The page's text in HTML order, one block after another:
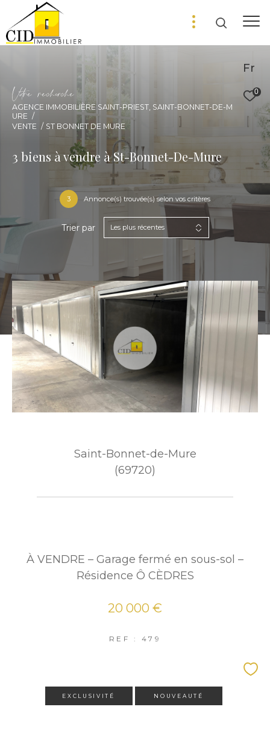
Fr
0
Vore recece
AGENCE IMMOBILIÈRE SAINT-PRIEST, SAINT-BONNET-DE-M
URE
VENTE
ST BONNET DE MURE
3 biens à vendre à St-Bonnet-De-Mure
3 Annonce(s) trouvée(s) selon vos critères
Trier par Les plus récentes
Saint-Bonnet-de-Mure
(69720)
À VENDRE – Garage fermé en sous-sol –
Résidence Ô CÈDRES
20 000 €
REF : 479
EXCLUSIVITÉ NOUVEAUTÉ